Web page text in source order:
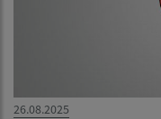
26.08.2025